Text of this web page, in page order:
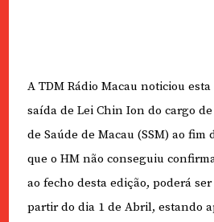
A TDM Rádio Macau noticiou
saída de Lei Chin Ion do cargo
de Saúde de Macau (SSM) ao fim
que o HM não conseguiu
ao fecho desta edição, poderá
partir do dia 1 de Abril, estando